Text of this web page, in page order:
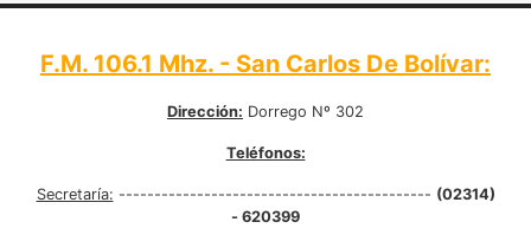
F.M. 106.1 Mhz. - San Carlos De Bolívar:
Dirección: Dorrego Nº 302
Teléfonos:
Secretaría: -------------------------------------------- (02314)
- 620399